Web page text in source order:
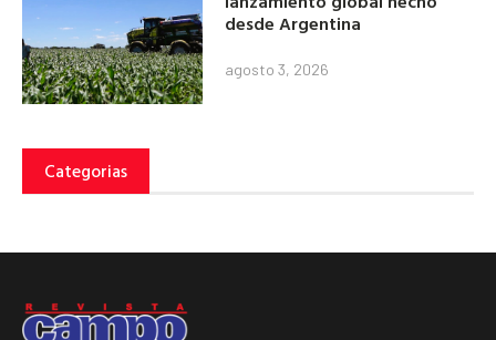
desde Argentina
agosto 3, 2026
Categorias